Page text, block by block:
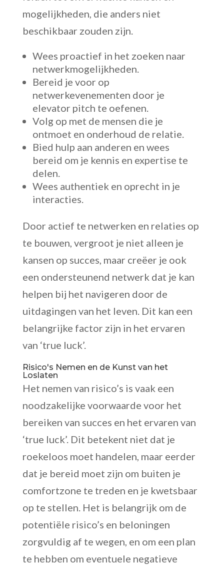
mogelijkheden, die anders niet
beschikbaar zouden zijn.
Wees proactief in het zoeken naar
netwerkmogelijkheden.
Bereid je voor op
netwerkevenementen door je
elevator pitch te oefenen.
Volg op met de mensen die je
ontmoet en onderhoud de relatie.
Bied hulp aan anderen en wees
bereid om je kennis en expertise te
delen.
Wees authentiek en oprecht in je
interacties.
Door actief te netwerken en relaties op
te bouwen, vergroot je niet alleen je
kansen op succes, maar creëer je ook
een ondersteunend netwerk dat je kan
helpen bij het navigeren door de
uitdagingen van het leven. Dit kan een
belangrijke factor zijn in het ervaren
van ‘true luck’.
Risico's Nemen en de Kunst van het
Loslaten
Het nemen van risico’s is vaak een
noodzakelijke voorwaarde voor het
bereiken van succes en het ervaren van
‘true luck’. Dit betekent niet dat je
roekeloos moet handelen, maar eerder
dat je bereid moet zijn om buiten je
comfortzone te treden en je kwetsbaar
op te stellen. Het is belangrijk om de
potentiële risico’s en beloningen
zorgvuldig af te wegen, en om een plan
te hebben om eventuele negatieve